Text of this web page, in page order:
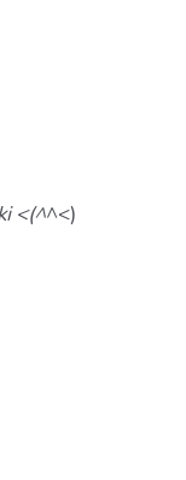
<(^^<)